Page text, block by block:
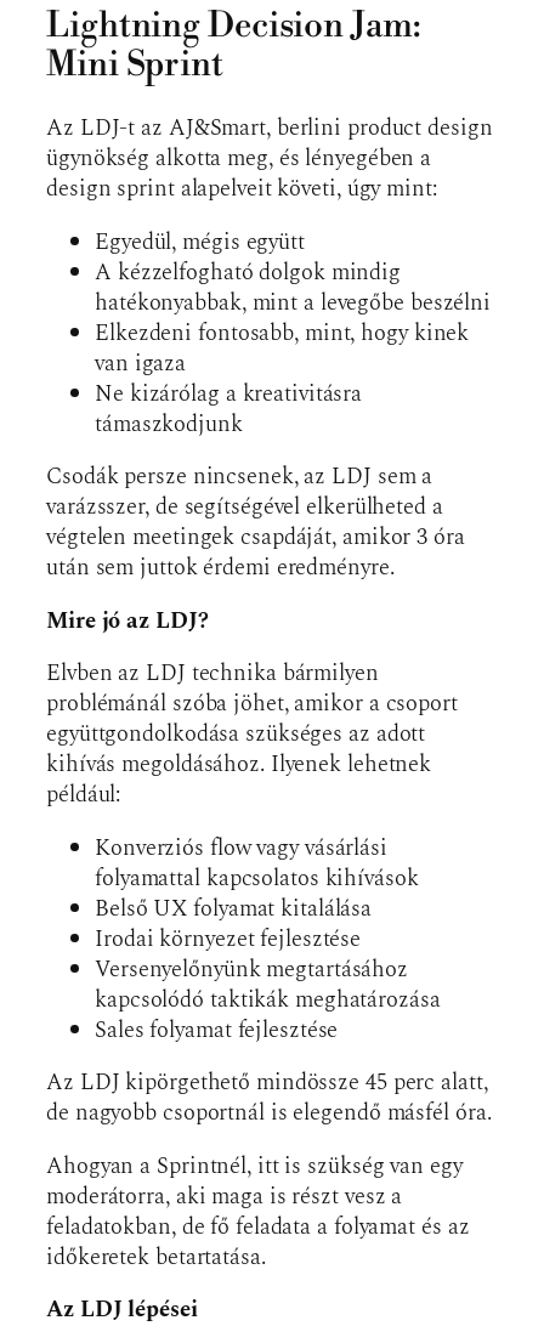
Lightning Decision Jam:
Mini Sprint
Az LDJ-t az AJ&Smart, berlini product design
ügynökség alkotta meg, és lényegében a
design sprint alapelveit követi, úgy mint:
Egyedül, mégis együtt
A kézzelfogható dolgok mindig
hatékonyabbak, mint a levegőbe beszélni
Elkezdeni fontosabb, mint, hogy kinek
van igaza
Ne kizárólag a kreativitásra
támaszkodjunk
Csodák persze nincsenek, az LDJ sem a
varázsszer, de segítségével elkerülheted a
végtelen meetingek csapdáját, amikor 3 óra
után sem juttok érdemi eredményre.
Mire jó az LDJ?
Elvben az LDJ technika bármilyen
problémánál szóba jöhet, amikor a csoport
együttgondolkodása szükséges az adott
kihívás megoldásához. Ilyenek lehetnek
például:
Konverziós flow vagy vásárlási
folyamattal kapcsolatos kihívások
Belső UX folyamat kitalálása
Irodai környezet fejlesztése
Versenyelőnyünk megtartásához
kapcsolódó taktikák meghatározása
Sales folyamat fejlesztése
Az LDJ kipörgethető mindössze 45 perc alatt,
de nagyobb csoportnál is elegendő másfél óra.
Ahogyan a Sprintnél, itt is szükség van egy
moderátorra, aki maga is részt vesz a
feladatokban, de fő feladata a folyamat és az
időkeretek betartatása.
Az LDJ lépései